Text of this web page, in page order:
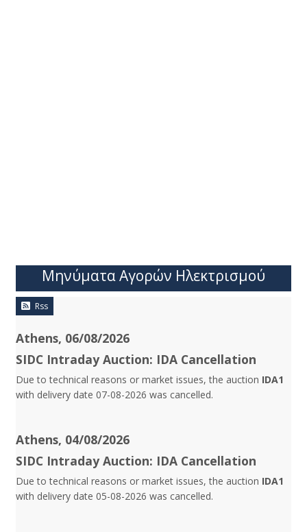
Μηνύματα Αγορών Ηλεκτρισμού
Rss
Athens, 06/08/2026
SIDC Intraday Auction: IDA Cancellation
Due to technical reasons or market issues, the auction IDA1
with delivery date 07-08-2026 was cancelled.
Athens, 04/08/2026
SIDC Intraday Auction: IDA Cancellation
Due to technical reasons or market issues, the auction IDA1
with delivery date 05-08-2026 was cancelled.